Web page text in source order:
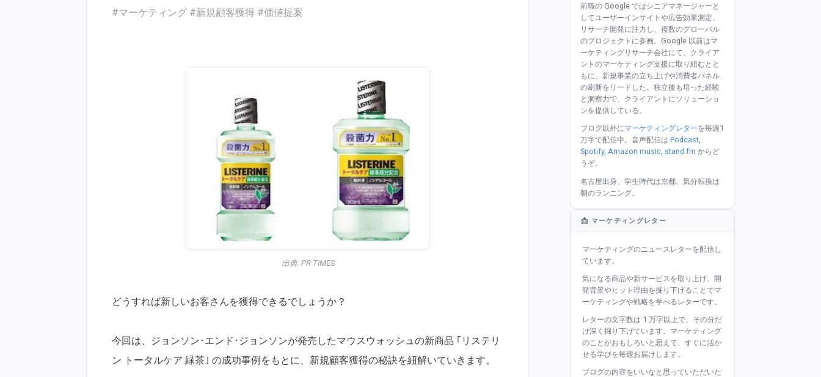
#マーケティング #新規顧客獲得 #価値提案
出典: PR TIMES
どうすれば新しいお客さんを獲得できるでしょうか？
今回は、ジョンソン･エンド･ジョンソンが発売したマウスウォッシュの新商品 ｢リステリ
ン トータルケア 緑茶｣ の成功事例をもとに、新規顧客獲得の秘訣を紐解いていきます。
前職の Google ではシニアマネージャーと
してユーザーインサイトや広告効果測定、
リサーチ開発に注力し、複数のグローバル
のプロジェクトに参画。Google 以前はマ
ーケティングリサーチ会社にて、クライア
ントのマーケティング支援に取り組むとと
もに、新規事業の立ち上げや消費者パネル
の刷新をリードした。独立後も培った経験
と洞察力で、クライアントにソリューショ
ンを提供している。
ブログ以外にマーケティングレターを毎週1
万字で配信中。音声配信は Podcast,
Spotify, Amazon music, stand.fm からど
うぞ。
名古屋出身、学生時代は京都。気分転換は
朝のランニング。
📩 マーケティングレター
マーケティングのニュースレターを配信し
ています。
気になる商品や新サービスを取り上げ、開
発背景やヒット理由を掘り下げることでマ
ーケティングや戦略を学べるレターです。
レターの文字数は 1 万字以上で、その分だ
け深く掘り下げています。マーケティング
のことがおもしろいと思えて、すぐに活か
せる学びを毎週お届けします。
ブログの内容をいいなと思っていただいた